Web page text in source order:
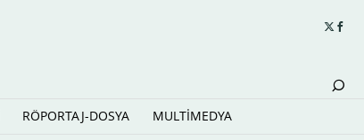
RÖPORTAJ-DOSYA MULTİMEDYA